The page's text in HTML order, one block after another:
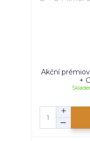
Akční
+